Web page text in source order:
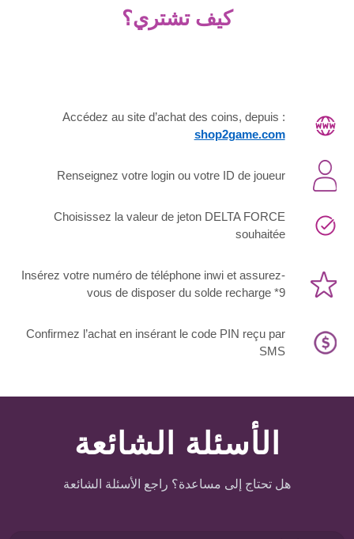
كيف تشتري؟
Accédez au site d’achat des coins, depuis :
shop2game.com
Renseignez votre login ou votre ID de joueur
Choisissez la valeur de jeton DELTA FORCE
souhaitée
Insérez votre numéro de téléphone inwi et assurez-
vous de disposer du solde recharge *9
Confirmez l’achat en insérant le code PIN reçu par
SMS
الأسئلة الشائعة
هل تحتاج إلى مساعدة؟ راجع الأسئلة الشائعة